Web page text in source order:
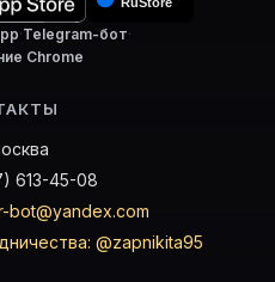
·Telegram-бот·
Chrome
613-45-08
bot@yandex.com
@zapnikita95